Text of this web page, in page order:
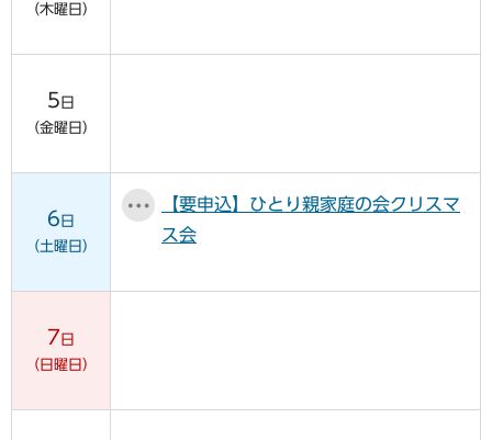
（木曜日）
5 日
（金曜日）
6 日
（土曜日）
【要申込】ひとり親家庭の会クリスマ
ス会
7 日
（日曜日）